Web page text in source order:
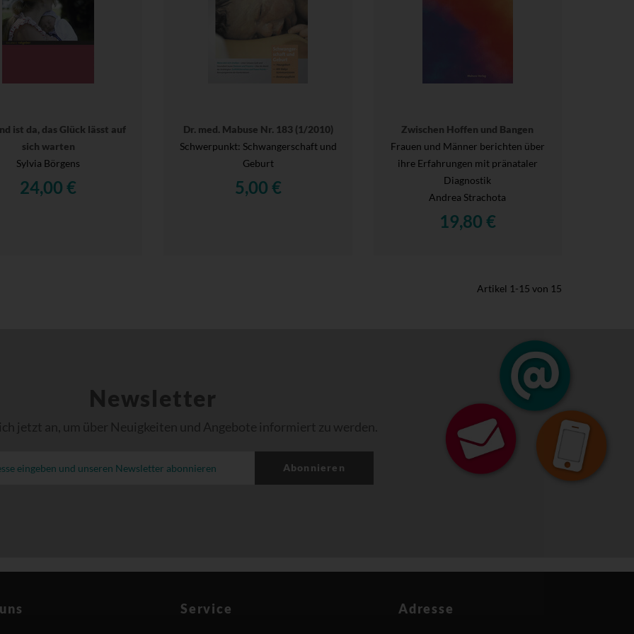
ist da, das Glück lässt auf
sich warten
Sylvia Börgens
24,00 €
Dr. med. Mabuse Nr. 183 (1/2010)
Schwerpunkt: Schwangerschaft und
Geburt
5,00 €
Zwischen Hoffen und Bangen
Frauen und Männer berichten über
ihre Erfahrungen mit pränataler
Diagnostik
Andrea Strachota
19,80 €
Artikel 1 -15 von 15
Newsletter
jetzt an, um über Neuigkeiten und Angebote informiert zu werden.
Abonnieren
Service Adresse